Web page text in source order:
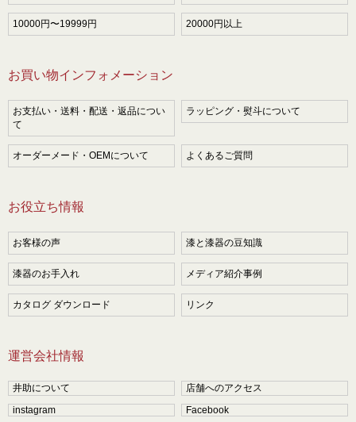
10000円〜19999円 20000円以上
お買い物インフォメーション
お支払い・送料・配送・返品につい
て
ラッピング・熨斗について
オーダーメード・OEMについて よくあるご質問
お役立ち情報
お客様の声 漆と漆器の豆知識
漆器のお手入れ メディア紹介事例
カタログ ダウンロード リンク
運営会社情報
井助について
店舗へのアクセス
instagram
Facebook